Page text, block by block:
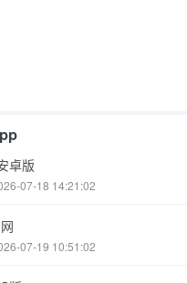
卓版
07-18 14:21:02
07-19 10:51:02